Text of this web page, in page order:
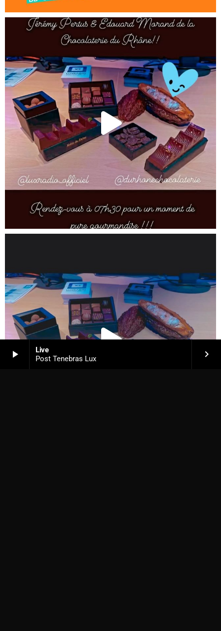
play_arrow
Live
Post Tenebras Lux
keyboard_arrow_right